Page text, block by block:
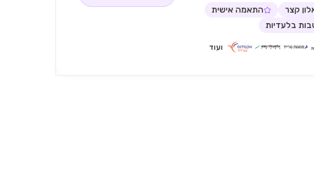
קצר
התאמה אישית
בלעדיות
ועוד